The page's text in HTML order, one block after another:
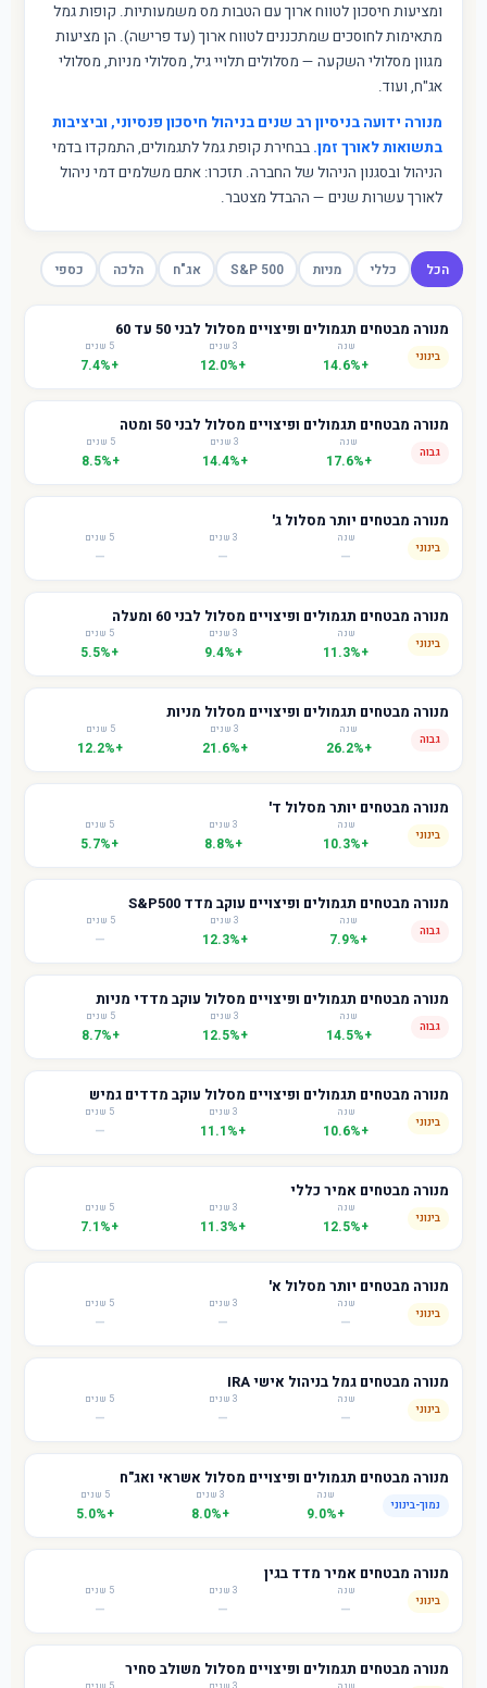
ומציעות חיסכון לטווח ארוך עם הטבות מס משמעותיות. קופות גמל
מתאימות לחוסכים שמתכננים לטווח ארוך (עד פרישה). הן מציעות
מגוון מסלולי השקעה — מסלולים תלויי גיל, מסלולי מניות, מסלולי
אג"ח, ועוד.
מנורה ידועה בניסיון רב שנים בניהול חיסכון פנסיוני, וביציבות
בתשואות לאורך זמן. בבחירת קופת גמל לתגמולים, התמקדו בדמי
הניהול ובסגנון הניהול של החברה. תזכרו: אתם משלמים דמי ניהול
לאורך עשרות שנים — ההבדל מצטבר.
הכל כללי מניות S&P 500 אג"ח הלכה כספי
מנורה מבטחים תגמולים ופיצויים מסלול לבני 50 עד 60
בינוני
שנה
+14.6%
3 שנים
+12.0%
5 שנים
+7.4%
מנורה מבטחים תגמולים ופיצויים מסלול לבני 50 ומטה
גבוה
שנה
+17.6%
3 שנים
+14.4%
5 שנים
+8.5%
מנורה מבטחים יותר מסלול ג'
בינוני
שנה
—
3 שנים
—
5 שנים
—
מנורה מבטחים תגמולים ופיצויים מסלול לבני 60 ומעלה
בינוני
שנה
+11.3%
3 שנים
+9.4%
5 שנים
+5.5%
מנורה מבטחים תגמולים ופיצויים מסלול מניות
גבוה
שנה
+26.2%
3 שנים
+21.6%
5 שנים
+12.2%
מנורה מבטחים יותר מסלול ד'
בינוני
שנה
+10.3%
3 שנים
+8.8%
5 שנים
+5.7%
מנורה מבטחים תגמולים ופיצויים עוקב מדד S&P500
גבוה
שנה
+7.9%
3 שנים
+12.3%
5 שנים
—
מנורה מבטחים תגמולים ופיצויים מסלול עוקב מדדי מניות
גבוה
שנה
+14.5%
3 שנים
+12.5%
5 שנים
+8.7%
מנורה מבטחים תגמולים ופיצויים מסלול עוקב מדדים גמיש
בינוני
שנה
+10.6%
3 שנים
+11.1%
5 שנים
—
מנורה מבטחים אמיר כללי
בינוני
שנה
+12.5%
3 שנים
+11.3%
5 שנים
+7.1%
מנורה מבטחים יותר מסלול א'
בינוני
שנה
—
3 שנים
—
5 שנים
—
מנורה מבטחים גמל בניהול אישי IRA
בינוני
שנה
—
3 שנים
—
5 שנים
—
מנורה מבטחים תגמולים ופיצויים מסלול אשראי ואג"ח
נמוך-בינוני
שנה
+9.0%
3 שנים
+8.0%
5 שנים
+5.0%
מנורה מבטחים אמיר מדד בגין
בינוני
שנה
—
3 שנים
—
5 שנים
—
מנורה מבטחים תגמולים ופיצויים מסלול משולב סחיר